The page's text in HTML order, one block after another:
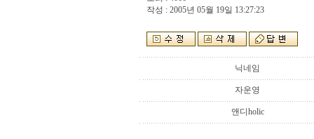
작성 : 2005년 05월 19일 13:27:23
닉네임
자운영
앤디holic